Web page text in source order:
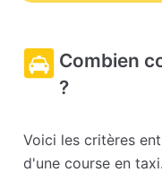
Combien
?
Voici les critères
d'une course en taxi.